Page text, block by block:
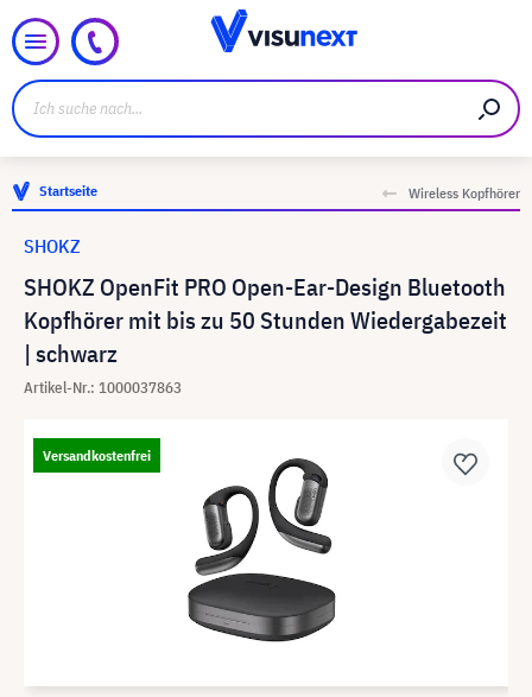
Startseite Wireless Kopfhörer
SHOKZ OpenFit PRO Open-Ear-Design Bluetooth
Kopfhörer mit bis zu 50 Stunden Wiedergabezeit
| schwarz
Artikel-Nr.: 1000037863
SHOKZ
Versandkostenfrei